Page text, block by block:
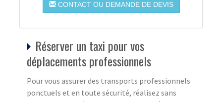
CONTACT OU DEMANDE DE DEVIS
Réserver un taxi pour vos
déplacements professionnels
Pour vous assurer des transports professionnels
ponctuels et en toute sécurité, réalisez sans